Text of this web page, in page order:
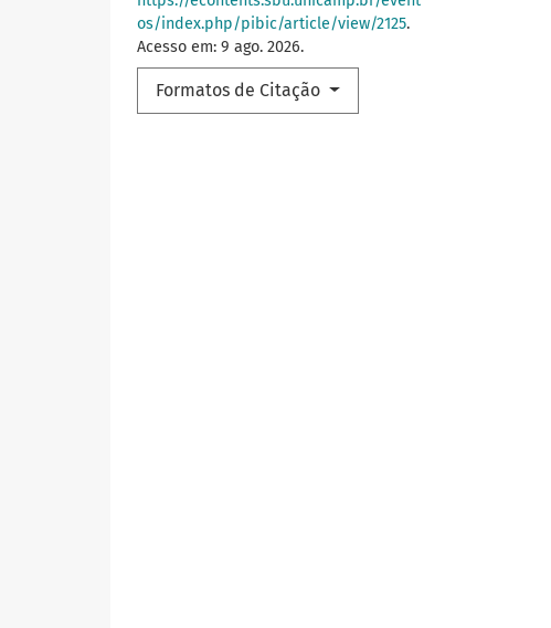
os/index.php/pibic/article/view/2125.
Acesso em: 9 ago. 2026.
Formatos de Citação